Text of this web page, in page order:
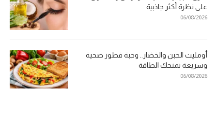
على نظرة أكثر جاذبية
06/08/2026
أومليت الجبن والخضار.. وجبة فطور صحية
وسريعة تمنحك الطاقة
06/08/2026